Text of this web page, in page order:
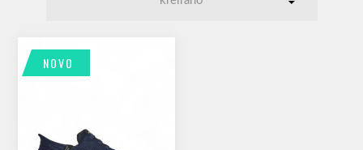
NOVO